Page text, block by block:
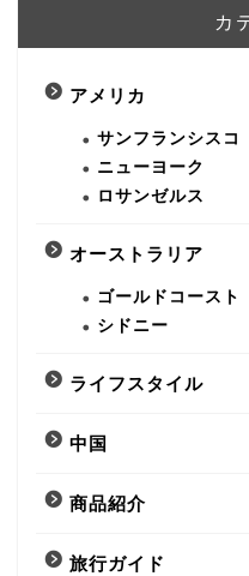
カ
アメリカ
サンフランシスコ
ニューヨーク
ロサンゼルス
オーストラリア
ゴールドコースト
シドニー
ライフスタイル
中国
商品紹介
旅行ガイド